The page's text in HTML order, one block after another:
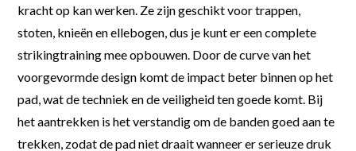
kracht op kan werken. Ze zijn geschikt voor trappen,
stoten, knieën en ellebogen, dus je kunt er een complete
strikingtraining mee opbouwen. Door de curve van het
voorgevormde design komt de impact beter binnen op het
pad, wat de techniek en de veiligheid ten goede komt. Bij
het aantrekken is het verstandig om de banden goed aan te
trekken, zodat de pad niet draait wanneer er serieuze druk